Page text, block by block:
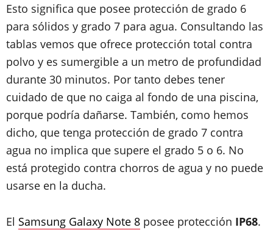
Esto significa que posee protección de grado 6
para sólidos y grado 7 para agua. Consultando las
tablas vemos que ofrece protección total contra
polvo y es sumergible a un metro de profundidad
durante 30 minutos. Por tanto debes tener
cuidado de que no caiga al fondo de una piscina,
porque podría dañarse. También, como hemos
dicho, que tenga protección de grado 7 contra
agua no implica que supere el grado 5 o 6. No
está protegido contra chorros de agua y no puede
usarse en la ducha.
El Samsung Galaxy Note 8 posee protección IP68.